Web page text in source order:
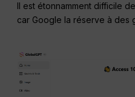
Il est étonnamment difficile
car Google la réserve à des